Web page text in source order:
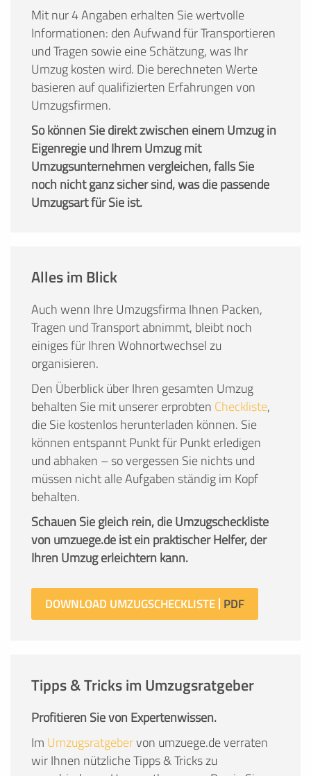
Mit nur 4 Angaben erhalten Sie wertvolle
Informationen: den Aufwand für Transportieren
und Tragen sowie eine Schätzung, was Ihr
Umzug kosten wird. Die berechneten Werte
basieren auf qualifizierten Erfahrungen von
Umzugsfirmen.
So können Sie direkt zwischen einem Umzug in
Eigenregie und Ihrem Umzug mit
Umzugsunternehmen vergleichen, falls Sie
noch nicht ganz sicher sind, was die passende
Umzugsart für Sie ist.
Alles im Blick
Auch wenn Ihre Umzugsfirma Ihnen Packen,
Tragen und Transport abnimmt, bleibt noch
einiges für Ihren Wohnortwechsel zu
organisieren.
Den Überblick über Ihren gesamten Umzug
behalten Sie mit unserer erprobten Checkliste,
die Sie kostenlos herunterladen können. Sie
können entspannt Punkt für Punkt erledigen
und abhaken – so vergessen Sie nichts und
müssen nicht alle Aufgaben ständig im Kopf
behalten.
Schauen Sie gleich rein, die Umzugscheckliste
von umzuege.de ist ein praktischer Helfer, der
Ihren Umzug erleichtern kann.
DOWNLOAD UMZUGSCHECKLISTE
Tipps & Tricks im Umzugsratgeber
Profitieren Sie von Expertenwissen.
Im Umzugsratgebervon umzuege.de verraten
wir Ihnen nützliche Tipps & Tricks zu